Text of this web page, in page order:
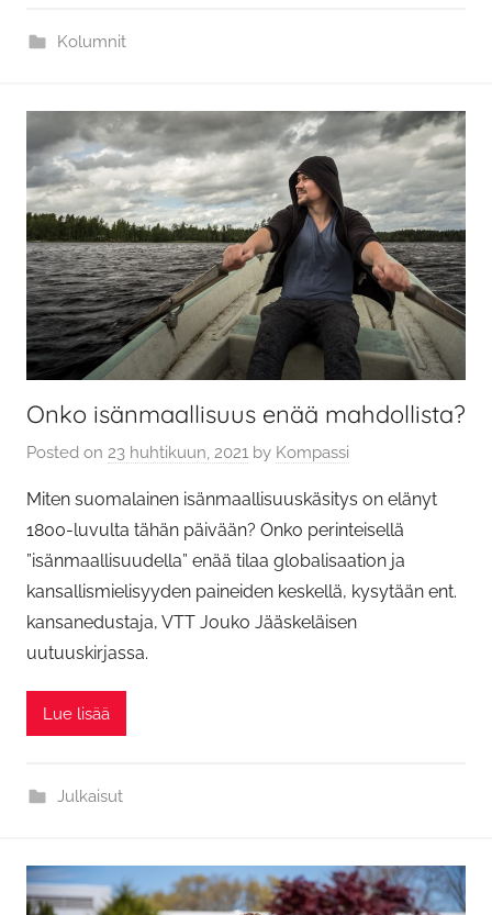
Kolumnit
Onko isänmaallisuus enää mahdollista?
Posted on 23 huhtikuun, 2021 by Kompassi
Miten suomalainen isänmaallisuuskäsitys on elänyt
1800-luvulta tähän päivään? Onko perinteisellä
”isänmaallisuudella” enää tilaa globalisaation ja
kansallismielisyyden paineiden keskellä, kysytään ent.
kansanedustaja, VTT Jouko Jääskeläisen
uutuuskirjassa.
Lue lisää
Julkaisut